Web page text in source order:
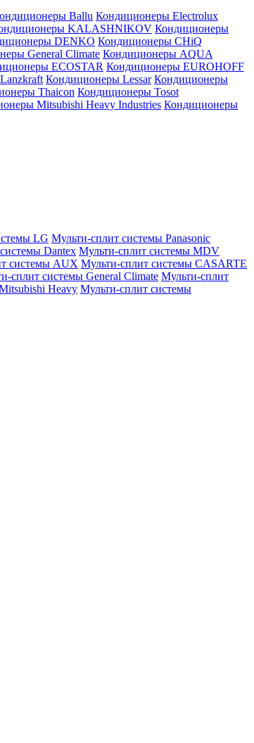
Ballu Кондиционеры Electrolux
KALASHNIKOV Кондиционеры
DENKO Кондиционеры CHiQ
General Climate Кондиционеры AQUA
ECOSTAR Кондиционеры EUROHOFF
Кондиционеры Lessar Кондиционеры
Thaicon Кондиционеры Tosot
Mitsubishi Heavy Industries Кондиционеры
LG Мульти-сплит системы Panasonic
Dantex Мульти-сплит системы MDV
системы AUX Мульти-сплит системы CASARTE
сплит системы General Climate Мульти-сплит
Heavy Мульти-сплит системы